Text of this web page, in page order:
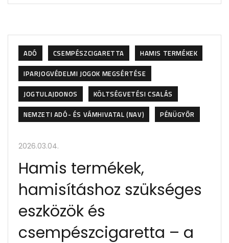
ADÓ CSEMPÉSZCIGARETTA
HAMIS TERMÉKEK
IPARJOGVÉDELMI JOGOK MEGSÉRTÉSE
JOGTULAJDONOS
KÖLTSÉGVETÉSI CSALÁS
NEMZETI ADÓ- ÉS VÁMHIVATAL (NAV)
PÉNÜGYŐR
2026.03.04.
Hamis termékek,
hamisításhoz szükséges
eszközök és
csempészcigaretta – a